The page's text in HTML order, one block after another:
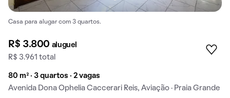
Casa para alugar com 3 quartos.
R$ 3.800 aluguel
R$ 3.961 total
80 m² · 3 quartos · 2 vagas
Avenida Dona Ophelia Caccerari Reis, Aviação · Praia Grande